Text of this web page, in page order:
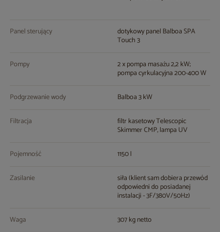
Panel sterujący dotykowy panel Balboa SPA
Touch 3
Pompy 2 x pompa masażu 2,2 kW;
pompa cyrkulacyjna 200-400 W
Podgrzewanie wody Balboa 3 kW
Filtracja filtr kasetowy Telescopic
Skimmer CMP, lampa UV
Pojemność 1150 l
Zasilanie siła (klient sam dobiera przewód
odpowiedni do posiadanej
instalacji - 3F/380V/50Hz)
Waga 307 kg netto